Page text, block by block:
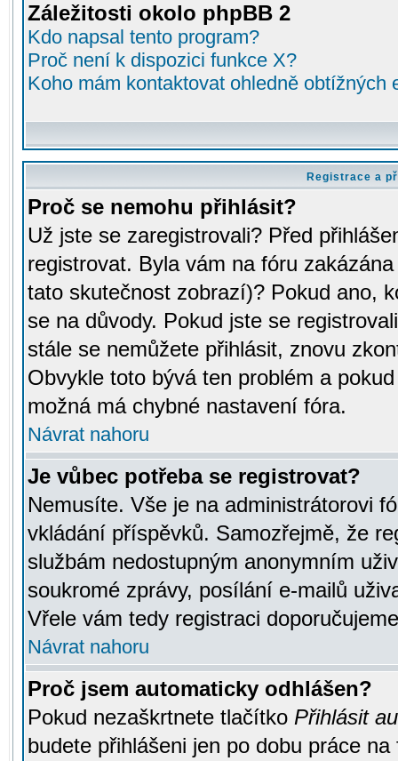
Záležitosti okolo phpBB 2
Kdo napsal tento program?
Proč není k dispozici funkce X?
Koho mám kontaktovat ohledně
Registrace a
Proč se nemohu přihlásit?
Už jste se zaregistrovali? Před
registrovat. Byla vám na fóru
tato skutečnost zobrazí)? Pokud ano,
se na důvody. Pokud jste se
stále se nemůžete přihlásit, znovu
Obvykle toto bývá ten problém a
možná má chybné nastavení fóra.
Návrat nahoru
Je vůbec potřeba se registrovat?
Nemusíte. Vše je na administrátorovi
vkládání příspěvků. Samozřejmě, že
službám nedostupným anonymním
soukromé zprávy, posílání e-mailů
Vřele vám tedy registraci
Návrat nahoru
Proč jsem automaticky odhlášen?
Pokud nezaškrtnete tlačítko Přihlásit
budete přihlášeni jen po dobu práce